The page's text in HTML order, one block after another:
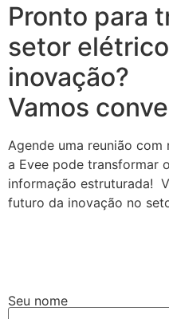
Pronto para
setor
inovação?
Vamos
Agende uma reunião
a Evee pode transformar
informação estruturada!
futuro da inovação no
Seu nome